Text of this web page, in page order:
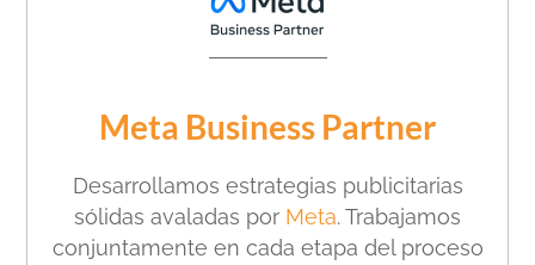
Meta Business Partner
Desarrollamos estrategias publicitarias
sólidas avaladas por Meta. Trabajamos
conjuntamente en cada etapa del proceso